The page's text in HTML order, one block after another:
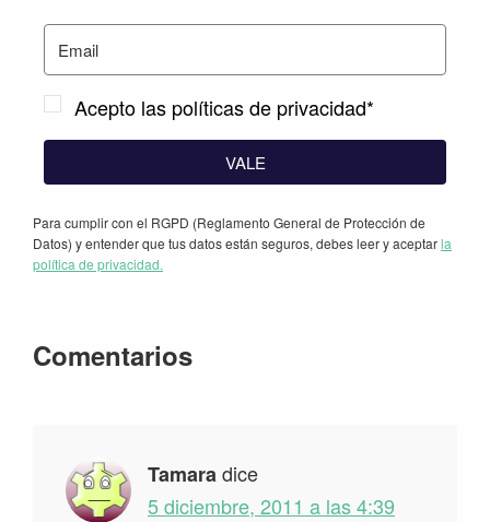
Acepto las políticas de privacidad*
VALE
Para cumplir con el RGPD (Reglamento General de Protección de
Datos) y entender que tus datos están seguros, debes leer y aceptarla
política de privacidad.
Interacciones
lectores
Comentarios
Tamaradice
5 diciembre, 2011 a las 4:39